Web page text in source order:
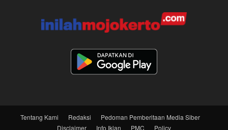
Tentang Kami Redaksi
Pedoman Pemberitaan Media Siber
Disclaimer
Info Iklan PMC Policy